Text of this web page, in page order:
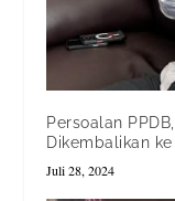
Persoalan
Dikembalikan
Juli 28, 2024